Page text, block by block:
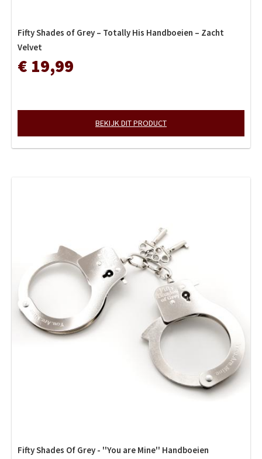
Fifty Shades of Grey – Totally His Handboeien – Zacht
Velvet
€ 19,99
BEKIJK DIT PRODUCT
Fifty Shades Of Grey - ''You are Mine'' Handboeien